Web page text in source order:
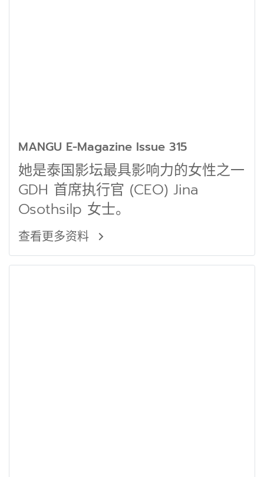
MANGU E-Magazine Issue 315
她是泰国影坛最具影响力的女性之一
GDH 首席执行官 (CEO) Jina
Osothsilp 女士。
查看更多资料